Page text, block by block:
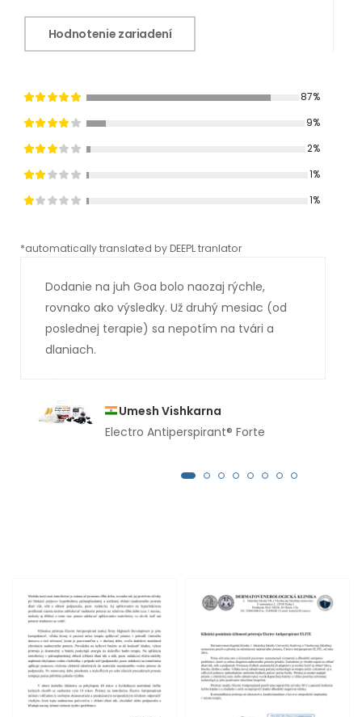
Hodnotenie zariadení
87%
9%
2%
1%
1%
*automatically translated by DEEPL tranlator
Dodanie na juh Goa bolo naozaj rýchle,
rovnako ako výsledky. Už druhý mesiac (od
poslednej terapie) sa nepotím na tvári a
dlaniach.
Umesh Vishkarna
Electro Antiperspirant® Forte